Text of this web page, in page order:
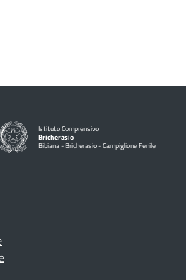
Istituto Comprensivo
Bricherasio
Bibiana - Bricherasio - Campiglione Fenile